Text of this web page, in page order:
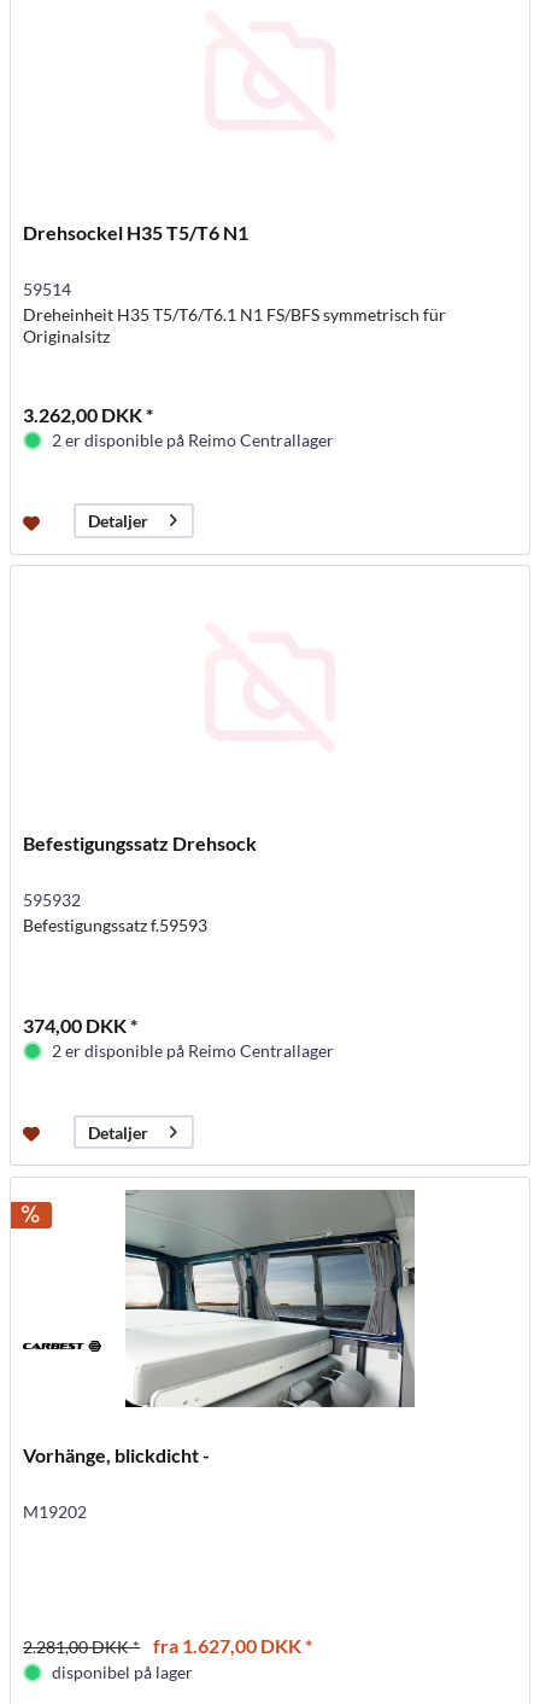
Drehsockel H35 T5/T6 N1
59514
Dreheinheit H35 T5/T6/T6.1 N1 FS/BFS symmetrisch für
Originalsitz
3.262,00 DKK *
2 er disponible på Reimo Centrallager
Detaljer
Befestigungssatz Drehsock
595932
Befestigungssatz f.59593
374,00 DKK *
2 er disponible på Reimo Centrallager
Detaljer
Vorhänge, blickdicht -
M19202
2.281,00 DKK * fra 1.627,00 DKK *
disponibel på lager